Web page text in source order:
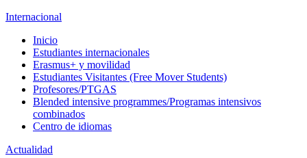
Internacional
Inicio
Estudiantes internacionales
Erasmus+ y movilidad
Estudiantes Visitantes (Free Mover Students)
Profesores/PTGAS
Blended intensive programmes/Programas intensivos
combinados
Centro de idiomas
Actualidad